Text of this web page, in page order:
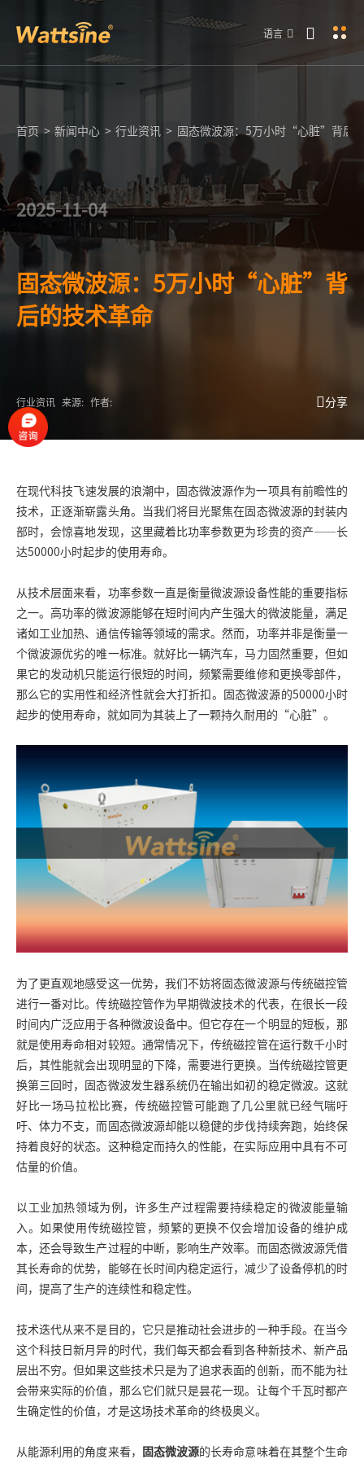
语言
首页 > 新闻中心 > 行业资讯 > 固态微波源：5万小时“心脏”背后
2025-11-04
固态微波源：5万小时“心脏”背
后的技术革命
行业资讯 来源: 作者: 分享
在现代科技飞速发展的浪潮中， 固态微波源作为一项具有前瞻性的
技术，正逐渐崭露头角。当我们将目光聚焦在固态微波源的封装内
部时，会惊喜地发现，这里藏着比功率参数更为珍贵的资产——长
达50000小时起步的使用寿命。
从技术层面来看，功率参数一直是衡量微波源设备性能的重要指标
之一。高功率的微波源能够在短时间内产生强大的微波能量，满足
诸如工业加热、通信传输等领域的需求。然而，功率并非是衡量一
个微波源优劣的唯一标准。就好比一辆汽车，马力固然重要，但如
果它的发动机只能运行很短的时间，频繁需要维修和更换零部件，
那么它的实用性和经济性就会大打折扣。固态微波源的50000小时
起步的使用寿命，就如同为其装上了一颗持久耐用的“心脏”。
为了更直观地感受这一优势，我们不妨将固态微波源与传统磁控管
进行一番对比。传统磁控管作为早期微波技术的代表，在很长一段
时间内广泛应用于各种微波设备中。但它存在一个明显的短板，那
就是使用寿命相对较短。通常情况下，传统磁控管在运行数千小时
后，其性能就会出现明显的下降，需要进行更换。当传统磁控管更
换第三回时，固态微波发生器系统仍在输出如初的稳定微波。这就
好比一场马拉松比赛，传统磁控管可能跑了几公里就已经气喘吁
吁、体力不支，而固态微波源却能以稳健的步伐持续奔跑，始终保
持着良好的状态。这种稳定而持久的性能，在实际应用中具有不可
估量的价值。
以工业加热领域为例，许多生产过程需要持续稳定的微波能量输
入。如果使用传统磁控管，频繁的更换不仅会增加设备的维护成
本，还会导致生产过程的中断，影响生产效率。而固态微波源凭借
其长寿命的优势，能够在长时间内稳定运行，减少了设备停机的时
间，提高了生产的连续性和稳定性。
技术迭代从来不是目的，它只是推动社会进步的一种手段。在当今
这个科技日新月异的时代，我们每天都会看到各种新技术、新产品
层出不穷。但如果这些技术只是为了追求表面的创新，而不能为社
会带来实际的价值，那么它们就只是昙花一现。让每个千瓦时都产
生确定性的价值，才是这场技术革命的终极奥义。
从能源利用的角度来看， 固态微波源的长寿命意味着在其整个生命